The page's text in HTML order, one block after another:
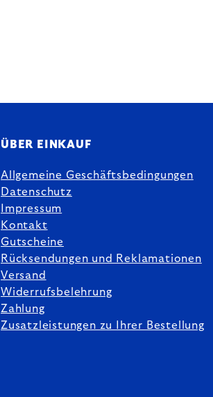
ÜBER EINKAUF
Allgemeine Geschäftsbedingungen
Datenschutz
Impressum
Kontakt
Gutscheine
Rücksendungen und Reklamationen
Versand
Widerrufsbelehrung
Zahlung
Zusatzleistungen zu Ihrer Bestellung